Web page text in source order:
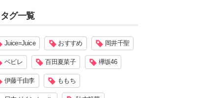
タグ一覧
Juice=Juice おすすめ 岡井千聖
ベビレ 百田夏菜子 欅坂46
伊藤千由李 ももち